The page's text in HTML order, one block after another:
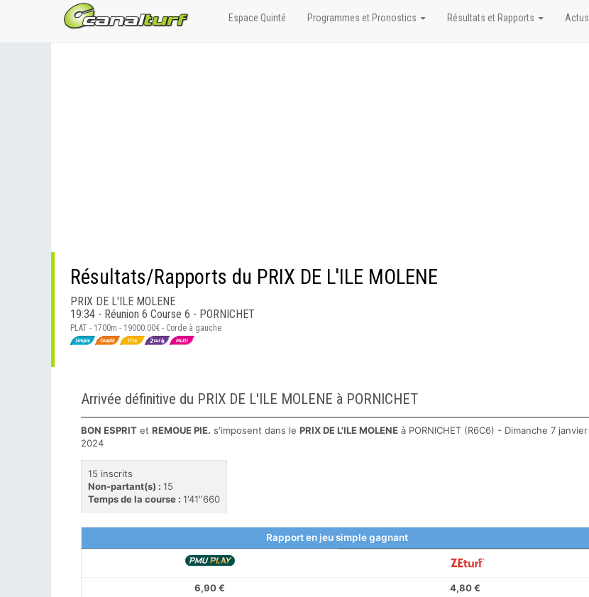
Résultats/Rapports du PRIX DE L'ILE MOLENE
PRIX DE L'ILE MOLENE
19:34 - Réunion 6 Course 6 - PORNICHET
PLAT - 1700m - 19000.00€ - Corde à gauche
Arrivée définitive du PRIX DE L'ILE MOLENE à PORNICHET
BON ESPRIT et REMOUE PIE. s'imposent dans le PRIX DE L'ILE MOLENE à PORNICHET (R6C6) - Dimanche 7 janvier
2024
15 inscrits
Non-partant(s) : 15
Temps de la course : 1'41''660
Rapport en jeu simple gagnant
6,90 € 4,80 €
Espace Quinté Programmes et Pronostics Résultats et Rapports Actus